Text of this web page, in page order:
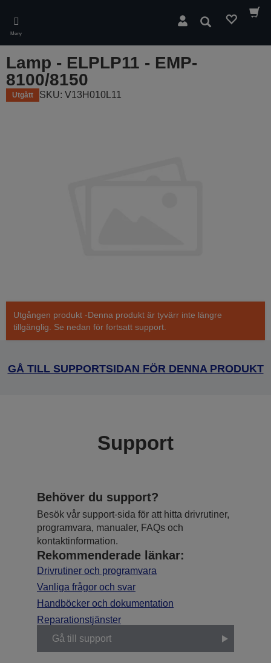
main
content
Meny
Sök
Lamp - ELPLP11 - EMP-
8100/8150
Utgått SKU: V13H010L11
Utgången produkt -Denna produkt är tyvärr inte längre
tillgänglig. Se nedan för fortsatt support.
GÅ TILL SUPPORTSIDAN FÖR DENNA PRODUKT
Support
Behöver du support?
Besök vår support-sida för att hitta drivrutiner,
programvara, manualer, FAQs och
kontaktinformation.
Rekommenderade länkar:
Drivrutiner och programvara
Vanliga frågor och svar
Handböcker och dokumentation
Reparationstjänster
Gå till support